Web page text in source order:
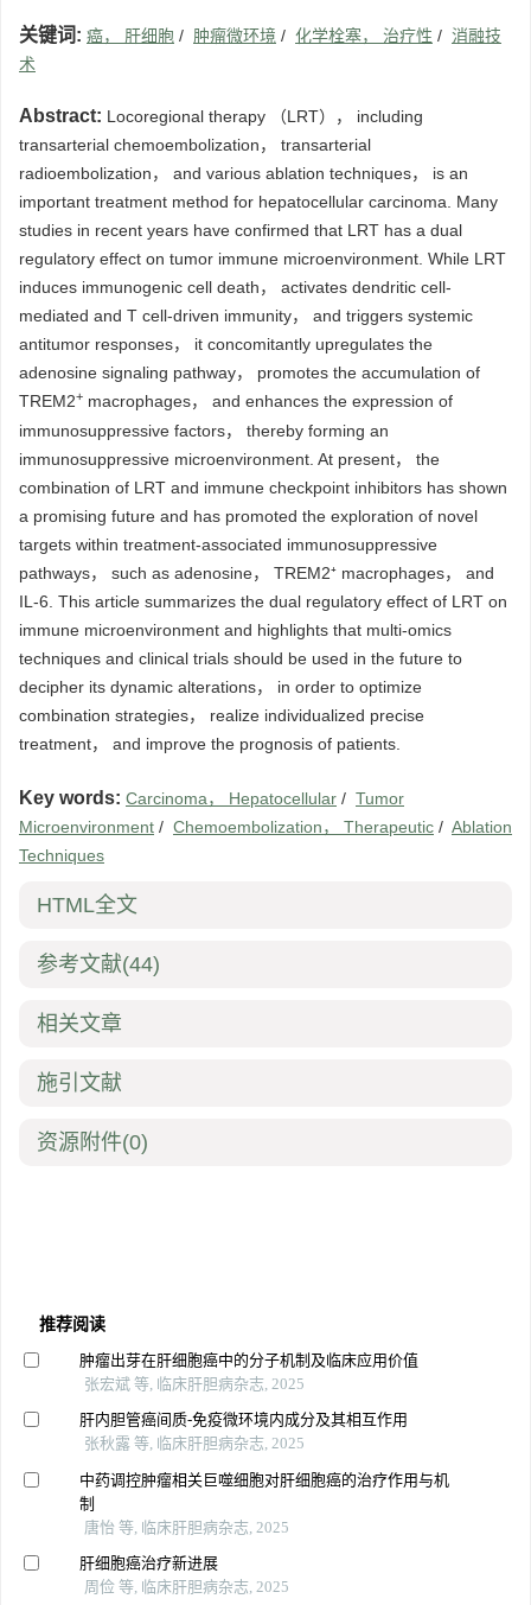
关键词: 癌， 肝细胞 / 肿瘤微环境 / 化学栓塞， 治疗性 / 消融技
术
Abstract: Locoregional therapy （LRT）， including
transarterial chemoembolization， transarterial
radioembolization， and various ablation techniques， is an
important treatment method for hepatocellular carcinoma. Many
studies in recent years have confirmed that LRT has a dual
regulatory effect on tumor immune microenvironment. While LRT
induces immunogenic cell death， activates dendritic cell-
mediated and T cell-driven immunity， and triggers systemic
antitumor responses， it concomitantly upregulates the
adenosine signaling pathway， promotes the accumulation of
TREM2+ macrophages， and enhances the expression of
immunosuppressive factors， thereby forming an
immunosuppressive microenvironment. At present， the
combination of LRT and immune checkpoint inhibitors has shown
a promising future and has promoted the exploration of novel
targets within treatment-associated immunosuppressive
pathways， such as adenosine， TREM2⁺ macrophages， and
IL-6. This article summarizes the dual regulatory effect of LRT on
immune microenvironment and highlights that multi-omics
techniques and clinical trials should be used in the future to
decipher its dynamic alterations， in order to optimize
combination strategies， realize individualized precise
treatment， and improve the prognosis of patients.
Key words: Carcinoma， Hepatocellular / Tumor
Microenvironment / Chemoembolization， Therapeutic / Ablation
Techniques
HTML全文
参考文献(44)
相关文章
施引文献
资源附件(0)
推荐阅读
肿瘤出芽在肝细胞癌中的分子机制及临床应用价值
张宏斌 等, 临床肝胆病杂志, 2025
肝内胆管癌间质-免疫微环境内成分及其相互作用
张秋露 等, 临床肝胆病杂志, 2025
中药调控肿瘤相关巨噬细胞对肝细胞癌的治疗作用与机
制
唐怡 等, 临床肝胆病杂志, 2025
肝细胞癌治疗新进展
周俭 等, 临床肝胆病杂志, 2025